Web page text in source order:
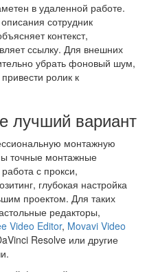
в удаленной работе.
сотрудник
контекст,
ссылку. Для внешних
убрать фоновый шум,
ролик к
лучший вариант
монтажную
точные монтажные
с прокси,
глубокая настройка
проектом. Для таких
редакторы,
Video Editor, Movavi Video
Resolve или другие